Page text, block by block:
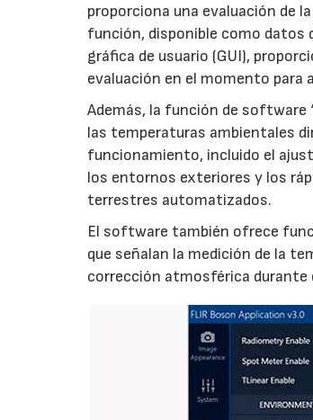
proporciona una evaluación de
función, disponible como datos
gráfica de usuario (GUI),
evaluación en el momento para
Además, la función de software
las temperaturas ambientales
funcionamiento, incluido el
los entornos exteriores y los
terrestres automatizados.
El software también ofrece
que señalan la medición de la
corrección atmosférica